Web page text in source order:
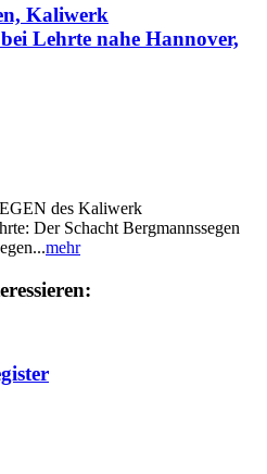
Kaliwerk
Lehrte nahe Hannover,
des Kaliwerk
Der Schacht Bergmannssegen
mehr